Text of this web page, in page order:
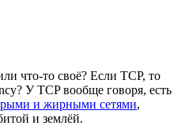
что-то своё? Если TCP, то
У TCP вообще говоря, есть
и жирными сетями,
и землёй.